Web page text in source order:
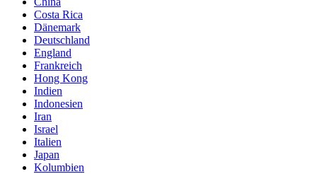
Costa Rica
Dänemark
Deutschland
England
Frankreich
Hong Kong
Indien
Indonesien
Iran
Israel
Italien
Japan
Kolumbien